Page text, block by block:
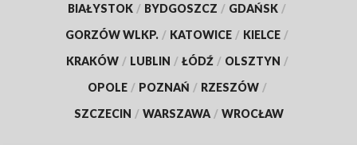
BIAŁYSTOK / BYDGOSZCZ / GDAŃSK /
GORZÓW WLKP. / KATOWICE / KIELCE /
KRAKÓW / LUBLIN / ŁÓDŹ / OLSZTYN /
OPOLE / POZNAŃ / RZESZÓW /
SZCZECIN / WARSZAWA / WROCŁAW